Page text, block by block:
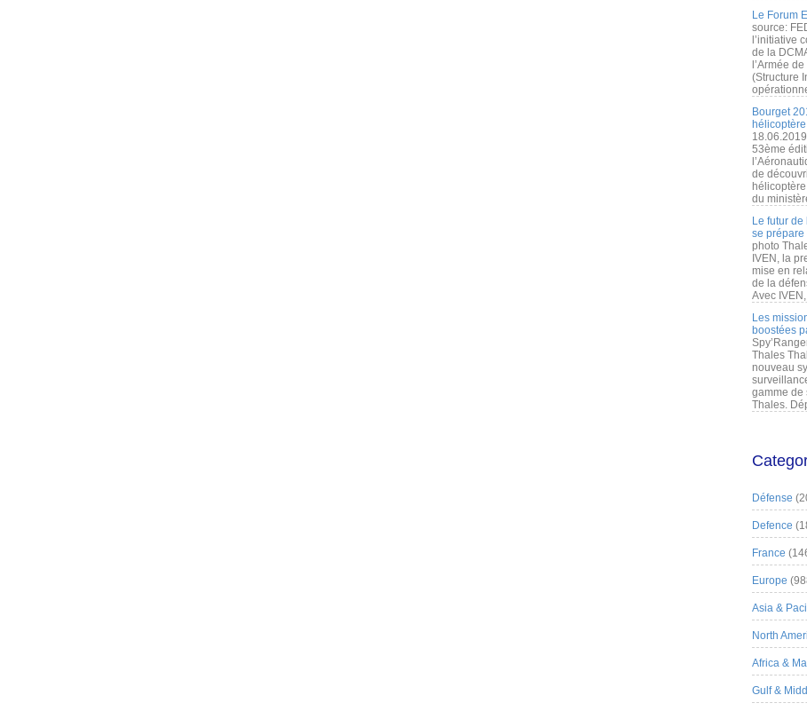
Le Forum
source:
l’initiative
de la
l’Armée
(Structure
Bourget
53ème
de
du
Le futur
se
photo
IVEN, la
mise en
de la
Avec
Les
boostées
Thales
nouveau
gamme de
Thales.
Défense
Defence
France
Europe
Asia &
North
Africa &
Gulf &